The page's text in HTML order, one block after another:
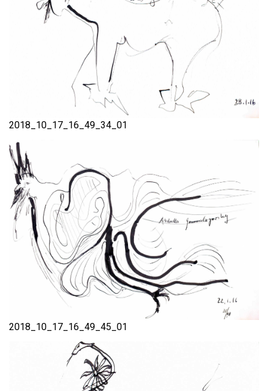
2018_10_17_16_49_34_01
2018_10_17_16_49_45_01